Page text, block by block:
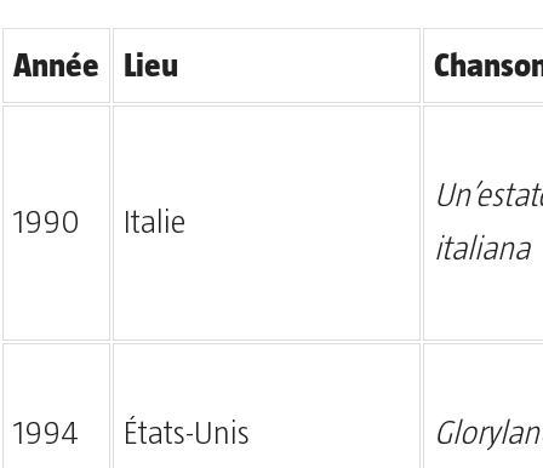
Année Lieu
1990 Italie
italiana
1994 États-Unis